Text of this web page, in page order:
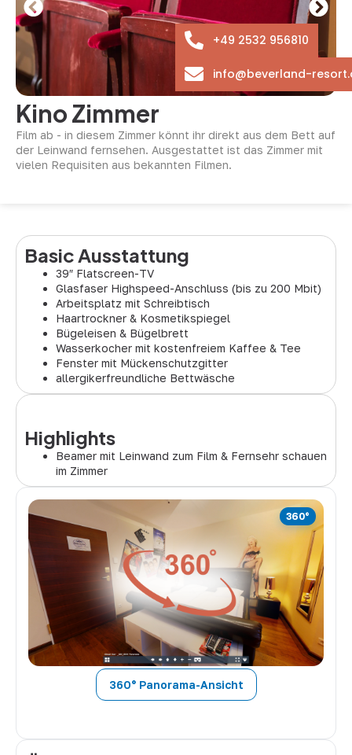
Kino Zimmer
Film ab - in diesem Zimmer könnt ihr direkt aus dem Bett auf
der Leinwand fernsehen. Ausgestattet ist das Zimmer mit
vielen Requisiten aus bekannten Filmen.
Basic Ausstattung
39″ Flatscreen-TV
Glasfaser Highspeed-Anschluss (bis zu 200 Mbit)
Arbeitsplatz mit Schreibtisch
Haartrockner & Kosmetikspiegel
Bügeleisen & Bügelbrett
Wasserkocher mit kostenfreiem Kaffee & Tee
Fenster mit Mückenschutzgitter
allergikerfreundliche Bettwäsche
Beamer mit Leinwand zum Film & Fernsehr schauen
im Zimmer
Highlights
360° Panorama-Ansicht
+49 2532 956810
info@beverland-